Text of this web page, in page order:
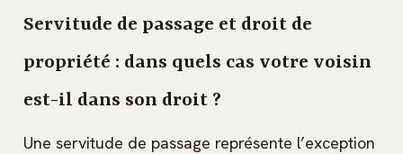
Servitude de passage et droit de
propriété : dans quels cas votre voisin
est-il dans son droit ?
Une servitude de passage représente l’exception